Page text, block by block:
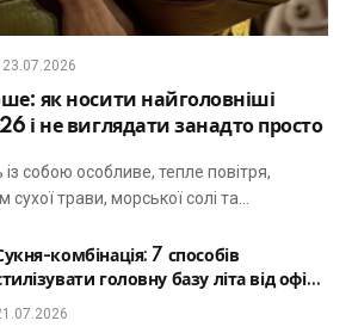
23.07.2026
як носити найголовніші
і не виглядати занадто просто
собою особливе, тепле повітря,
трави, морської солі та…
комбінація: 7 способів
головну базу літа від офісу
романтичної вечері